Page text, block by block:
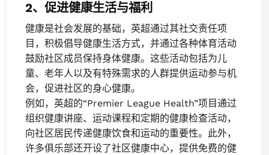
2、促进健康生活与福利
健康是社会发展的基础，英超通过其社交责任项
目，积极倡导健康生活方式，并通过各种体育活动
鼓励社区成员保持身体健康。这些活动包括为儿
童、老年人以及有特殊需求的人群提供运动参与机
会，促进社区的身心健康。
例如，英超的“Premier League Health”项目通过
组织健康讲座、运动课程和定期的健康检查活动，
向社区居民传递健康饮食和运动的重要性。此外，
许多俱乐部还开设了社区健康中心，提供免费的健